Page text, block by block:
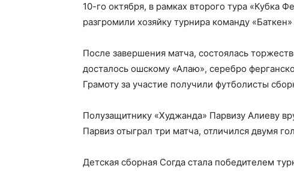
10-го октября, в рамках второго тура «Кубка
разгромили хозяйку турнира команду
После завершения матча, состоялась
досталось ошскому «Алаю», серебро
Грамоту за участие получили футболисты
Полузащитнику «Худжанда» Парвизу Алиеву
Парвиз отыграл три матча, отличился двумя
Детская сборная Согда стала победителем